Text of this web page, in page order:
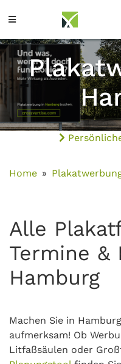
Home
Alle
Termine &
Hamburg
Machen Sie in
aufmerksam! Ob
Litfaßsäulen oder